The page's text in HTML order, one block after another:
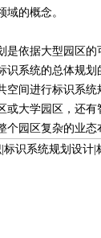
域的概念。
是依据大型园区
识系统的总体规
空间进行标识系
或大学园区，还
个园区复杂的业态